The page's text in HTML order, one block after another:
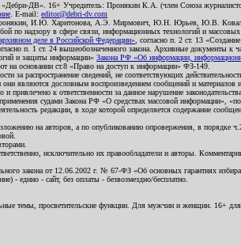
«Дебри-ДВ». 16+ Учредитель: Пронякин К.А. (член Союза
. E-mail: editor@debri-dv.com
Пронякин, И.Ю. Харитонова, А.Э. Мирмович, Ю.Н. Юрьев,
по надзору в сфере связи, информационных технологий и
деле в Российской Федерации» , согласно п. 2 ст. 13
п. 1 ст. 24 вышеобозначенного закона. Архивные документы к
и защиты информации» Закона РФ «Об информации,
на основании ст.8 «Право на доступ к информации» ФЗ-149.
за распространение сведений, не соответствующих
являются дословным воспроизведением сообщений и
к ответственности за данное нарушение
судами Закона РФ «О средствах массовой информации»,
редакции, в ходе которой определяется содержание
на авторов, а по опубликованию опровержения, в порядке
исключительно их правообладатели и авторы.
закона от 12.06.2002 г. № 67-ФЗ «Об основных гарантиях
- едино - сайт, без оплаты - безвозмездно/бесплатно.
темы, просветительские функции. Для мужчин и женщин. 16+ для